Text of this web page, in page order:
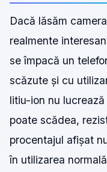
Dacă lăsăm
realmente
se împacă un
scăzute și cu
litiu-ion nu
poate scădea,
procentajul afișat
în utilizarea